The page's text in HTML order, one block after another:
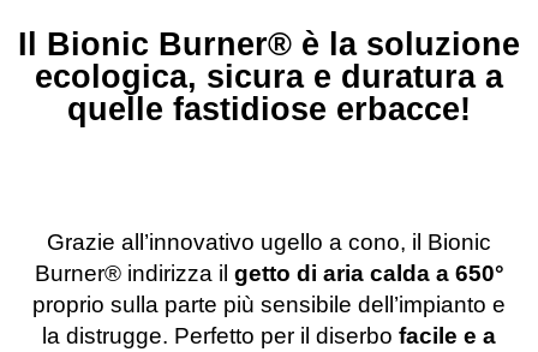
Il Bionic Burner®️ è la soluzione
ecologica, sicura e duratura a
quelle fastidiose erbacce!
Grazie all’innovativo ugello a cono, il Bionic
Burner®️ indirizza il getto di aria calda a 650°
proprio sulla parte più sensibile dell’impianto e
la distrugge. Perfetto per il diserbo facile e a